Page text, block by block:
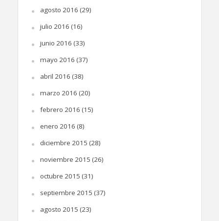
agosto 2016 (29)
julio 2016 (16)
junio 2016 (33)
mayo 2016 (37)
abril 2016 (38)
marzo 2016 (20)
febrero 2016 (15)
enero 2016 (8)
diciembre 2015 (28)
noviembre 2015 (26)
octubre 2015 (31)
septiembre 2015 (37)
agosto 2015 (23)